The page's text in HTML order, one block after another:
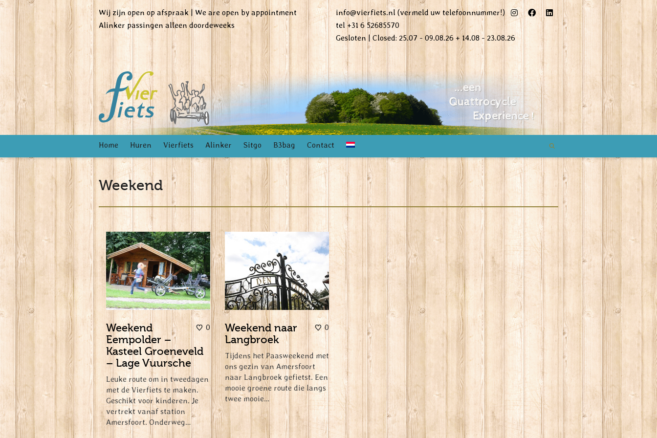
Wij zijn open op afspraak | We are open by appointment
Alinker passingen alleen doordeweeks
info@vierfiets.nl (vermeld uw telefoonnummer!)
tel +31 6 52685570
Gesloten | Closed: 25.07 - 09.08.26 + 14.08 - 23.08.26
Home Huren Vierfiets Alinker Sitgo B3bag Contact
Weekend
0
Weekend
Eempolder –
Kasteel Groeneveld
– Lage Vuursche
Leuke route om in tweedagen
met de Vierfiets te maken.
Geschikt voor kinderen. Je
vertrekt vanaf station
Amersfoort. Onderweg…
0
Weekend naar
Langbroek
Tijdens het Paasweekend met
ons gezin van Amersfoort
naar Langbroek gefietst. Een
mooie groene route die langs
twee mooie…